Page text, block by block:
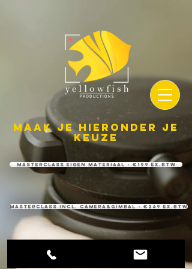
maak je HIERONDER JE
KEUZE
Masterclass eigen materiaal - €199 ex.btw
masterclass incl. camera&gimbal - €249 ex.btw